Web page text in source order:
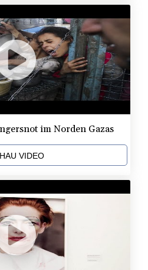
im Norden Gazas
VIDEO